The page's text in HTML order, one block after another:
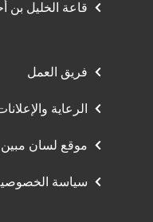
قاعة الخليل بن
فريق العمل
الرعاية
موقع لسان مبين
سياسة